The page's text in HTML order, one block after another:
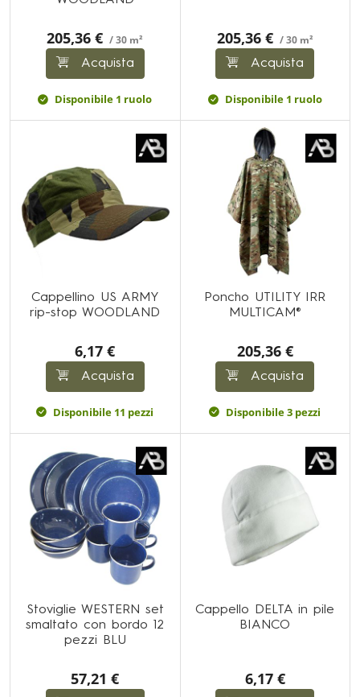
205,36 € / 30 m²
Acquista
Disponibile 1 ruolo
205,36 € / 30 m²
Acquista
Disponibile 1 ruolo
Cappellino US ARMY
rip-stop WOODLAND
6,17 €
Acquista
Disponibile 11 pezzi
Poncho UTILITY IRR
MULTICAM®
205,36 €
Acquista
Disponibile 3 pezzi
Stoviglie WESTERN set
smaltato con bordo 12
pezzi BLU
57,21 €
Cappello DELTA in pile
BIANCO
6,17 €